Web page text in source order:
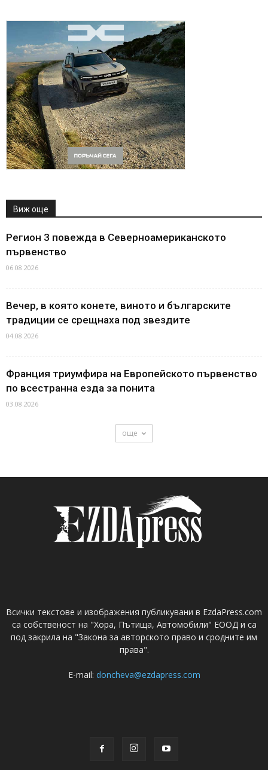
Виж още
Регион 3 повежда в Северноамериканското
първенство
06.08.2026
Вечер, в която конете, виното и българските
традиции се срещнаха под звездите
04.08.2026
Франция триумфира на Европейското първенство
по всестранна езда за понита
03.08.2026
още
Всички текстове и изображения публикувани в EzdaPress.com
са собственост на "Хора, Пътища, Автомобили" ЕООД и са
под закрила на "Закона за авторското право и сродните им
права".
E-mail: doncheva@ezdapress.com